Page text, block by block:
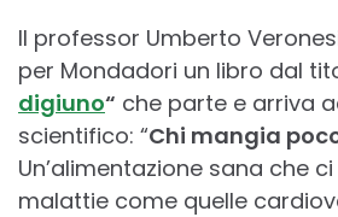
Il professor Umberto
per Mondadori un libro dal
digiuno“ che parte e arriva
scientifico: “Chi mangia
Un’alimentazione sana che
malattie come quelle